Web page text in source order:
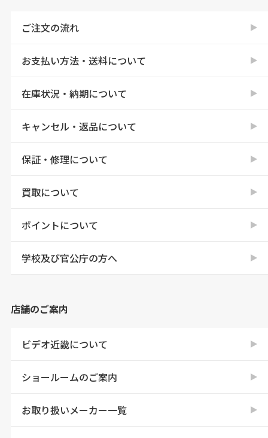
ご注文の流れ
お支払い方法・送料について
在庫状況・納期について
キャンセル・返品について
保証・修理について
買取について
ポイントについて
学校及び官公庁の方へ
店舗のご案内
ビデオ近畿について
ショールームのご案内
お取り扱いメーカー一覧